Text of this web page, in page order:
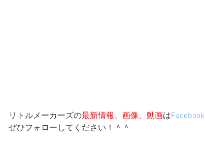
リトルメーカーズの最新情報、画像、動画はFacebook
ぜひフォローしてください！＾＾